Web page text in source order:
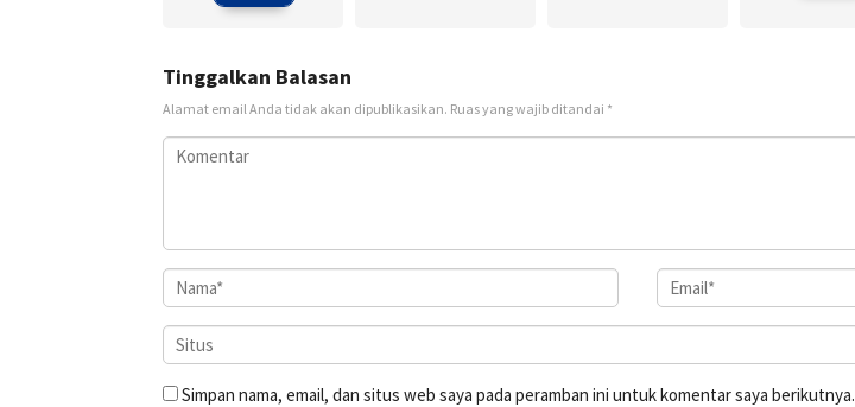
Tinggalkan Balasan
Alamat email Anda tidak akan dipublikasikan. Ruas yang wajib ditandai *
Simpan nama, email, dan situs web saya pada peramban ini untuk komentar saya berikutnya.